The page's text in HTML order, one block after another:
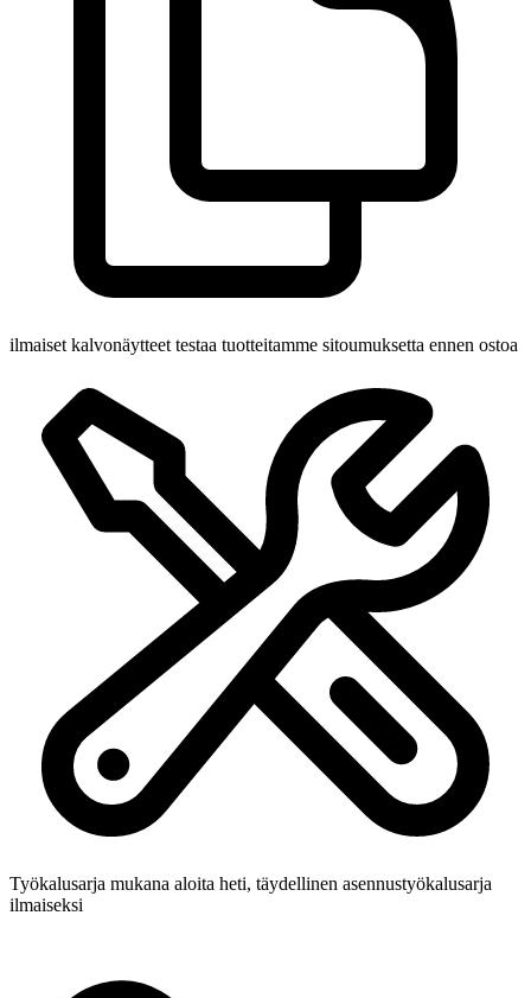
ilmaiset kalvonäytteet testaa tuotteitamme sitoumuksetta ennen ostoa
Työkalusarja mukana aloita heti, täydellinen asennustyökalusarja
ilmaiseksi